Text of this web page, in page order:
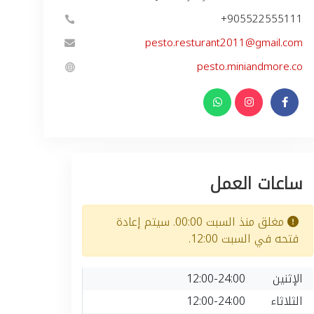
+905522555111
pesto.resturant2011@gmail.com
pesto.miniandmore.co
ساعات العمل
مغلق منذ السبت 00:00. سيتم إعادة
فتحه في السبت 12:00.
الإثنين
12:00-24:00
الثلاثاء
12:00-24:00